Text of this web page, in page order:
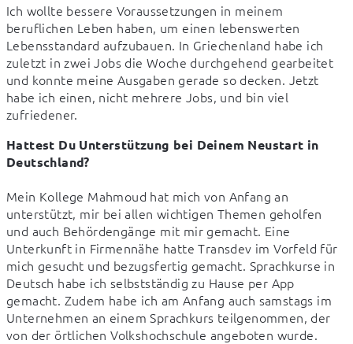
Ich wollte bessere Voraussetzungen in meinem
beruflichen Leben haben, um einen lebenswerten
Lebensstandard aufzubauen. In Griechenland habe ich
zuletzt in zwei Jobs die Woche durchgehend gearbeitet
und konnte meine Ausgaben gerade so decken. Jetzt
habe ich einen, nicht mehrere Jobs, und bin viel
zufriedener.
Hattest Du Unterstützung bei Deinem Neustart in
Deutschland?
Mein Kollege Mahmoud hat mich von Anfang an
unterstützt, mir bei allen wichtigen Themen geholfen
und auch Behördengänge mit mir gemacht. Eine
Unterkunft in Firmennähe hatte Transdev im Vorfeld für
mich gesucht und bezugsfertig gemacht. Sprachkurse in
Deutsch habe ich selbstständig zu Hause per App
gemacht. Zudem habe ich am Anfang auch samstags im
Unternehmen an einem Sprachkurs teilgenommen, der
von der örtlichen Volkshochschule angeboten wurde.